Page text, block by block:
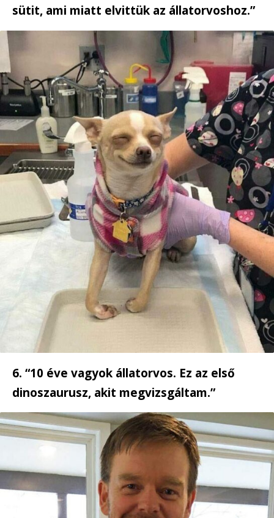
sütit, ami miatt elvittük az állatorvoshoz.”
6. “10 éve vagyok állatorvos. Ez az első
dinoszaurusz, akit megvizsgáltam.”